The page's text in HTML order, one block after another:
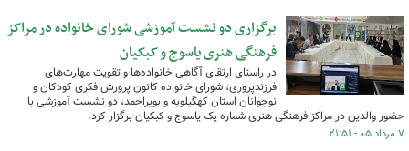
برگزاری دو نشست آموزشی شورای خانواده در مراکز
فرهنگی هنری یاسوج و کبکیان
در راستای ارتقای آگاهی خانواده‌ها و تقویت مهارت‌های
فرزندپروری، شورای خانواده کانون پرورش فکری کودکان و
نوجوانان استان کهگیلویه و بویراحمد، دو نشست آموزشی با
حضور والدین در مراکز فرهنگی هنری شماره یک یاسوج و کبکیان برگزار کرد.
۷ مرداد ۰۵ - ۲۱:۵۱